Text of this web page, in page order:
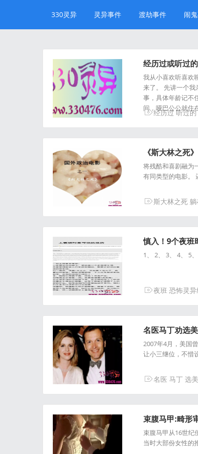
330灵异 灵异事件 渡劫事件 闹
经历过或听过
我从小喜欢听喜欢
来了。 先讲一个
事，具体年龄记不
间，哑巴公公就住
经历过 听过的
《斯大林之死
将残酷和喜剧融为
有同类型的电影。
斯大林之死 躺
慎入！9个夜班
1、 2、 3、 4、 5
夜班 恐怖灵
名医马丁劝选
2007年4月，美国
让小三继位，不惜
名医 马丁 选
束腹马甲:畸形
束腹马甲从16世纪
当时大部份女性的